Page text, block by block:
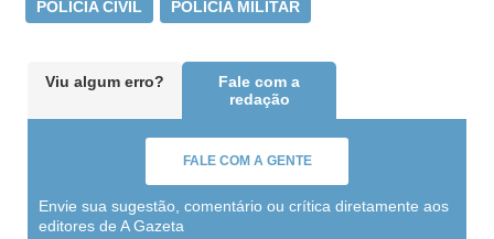
POLÍCIA CIVIL POLÍCIA MILITAR
Viu algum erro?
Fale com a
redação
FALE COM A GENTE
Envie sua sugestão, comentário ou crítica diretamente aos
editores de A Gazeta